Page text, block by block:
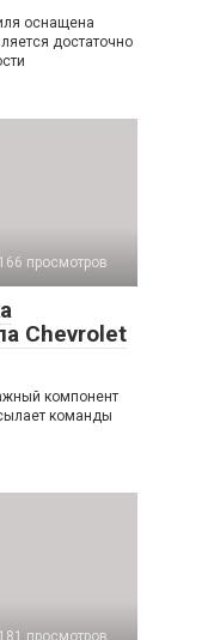
оснащена
достаточно
166 просмотров
Chevrolet
компонент
команды
181 просмотров